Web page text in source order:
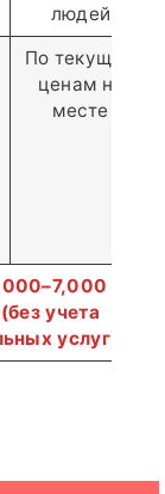
людей
По текущим
ценам на
месте
и
учета
услуг)